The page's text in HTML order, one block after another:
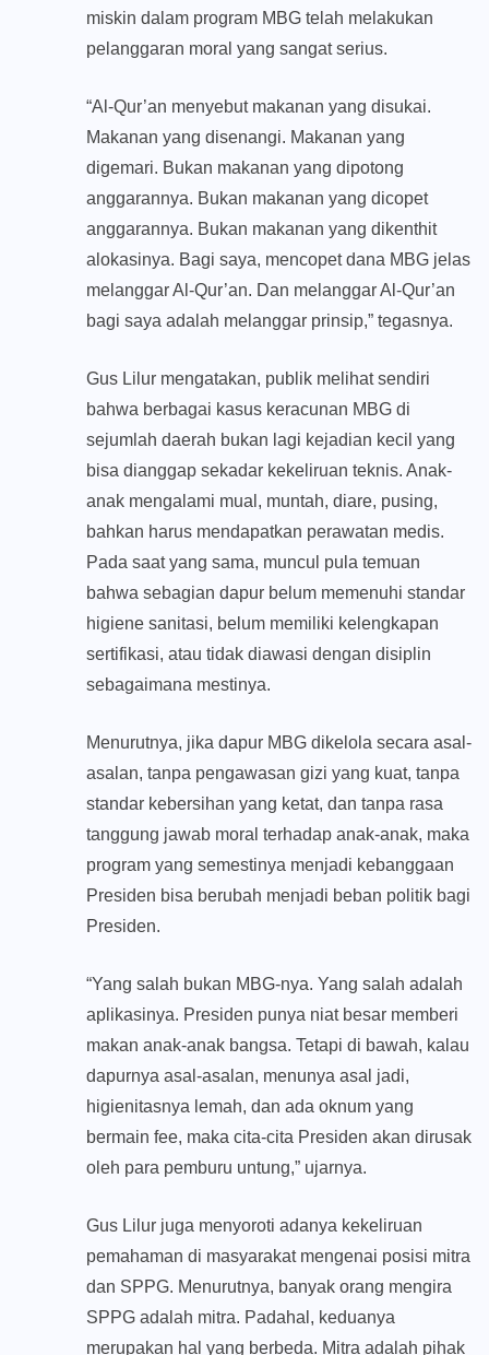
miskin dalam program MBG telah melakukan
pelanggaran moral yang sangat serius.
“Al-Qur’an menyebut makanan yang disukai.
Makanan yang disenangi. Makanan yang
digemari. Bukan makanan yang dipotong
anggarannya. Bukan makanan yang dicopet
anggarannya. Bukan makanan yang dikenthit
alokasinya. Bagi saya, mencopet dana MBG jelas
melanggar Al-Qur’an. Dan melanggar Al-Qur’an
bagi saya adalah melanggar prinsip,” tegasnya.
Gus Lilur mengatakan, publik melihat sendiri
bahwa berbagai kasus keracunan MBG di
sejumlah daerah bukan lagi kejadian kecil yang
bisa dianggap sekadar kekeliruan teknis. Anak-
anak mengalami mual, muntah, diare, pusing,
bahkan harus mendapatkan perawatan medis.
Pada saat yang sama, muncul pula temuan
bahwa sebagian dapur belum memenuhi standar
higiene sanitasi, belum memiliki kelengkapan
sertifikasi, atau tidak diawasi dengan disiplin
sebagaimana mestinya.
Menurutnya, jika dapur MBG dikelola secara asal-
asalan, tanpa pengawasan gizi yang kuat, tanpa
standar kebersihan yang ketat, dan tanpa rasa
tanggung jawab moral terhadap anak-anak, maka
program yang semestinya menjadi kebanggaan
Presiden bisa berubah menjadi beban politik bagi
Presiden.
“Yang salah bukan MBG-nya. Yang salah adalah
aplikasinya. Presiden punya niat besar memberi
makan anak-anak bangsa. Tetapi di bawah, kalau
dapurnya asal-asalan, menunya asal jadi,
higienitasnya lemah, dan ada oknum yang
bermain fee, maka cita-cita Presiden akan dirusak
oleh para pemburu untung,” ujarnya.
Gus Lilur juga menyoroti adanya kekeliruan
pemahaman di masyarakat mengenai posisi mitra
dan SPPG. Menurutnya, banyak orang mengira
SPPG adalah mitra. Padahal, keduanya
merupakan hal yang berbeda. Mitra adalah pihak